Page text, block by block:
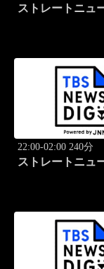
ストレートニュ
22:00-02:00 240分
ストレートニュ